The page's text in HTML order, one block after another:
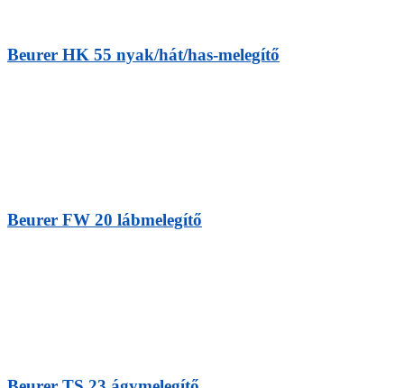
Beurer HK 55 nyak/hát/has-melegítő
Beurer FW 20 lábmelegítő